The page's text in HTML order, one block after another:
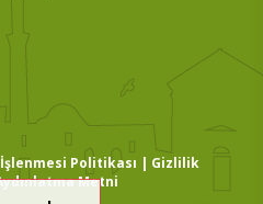
Politikası | Gizlilik
Metni